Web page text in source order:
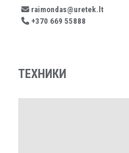
raimondas@uretek.lt
+370 669 55888
ТЕХНИКИ